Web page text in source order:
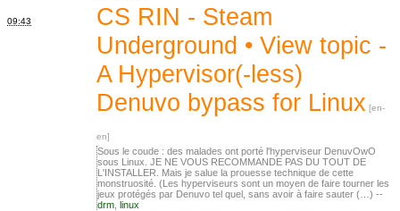
09:43
CS RIN - Steam
Underground • View topic -
A Hypervisor(-less)
Denuvo bypass for Linux
Sous le coude : des malades ont porté l'hyperviseur DenuvOwO
sous Linux. JE NE VOUS RECOMMANDE PAS DU TOUT DE
L'INSTALLER. Mais je salue la prouesse technique de cette
monstruosité. (Les hyperviseurs sont un moyen de faire tourner les
jeux protégés par Denuvo tel quel, sans avoir à faire sauter (…) --
drm linux